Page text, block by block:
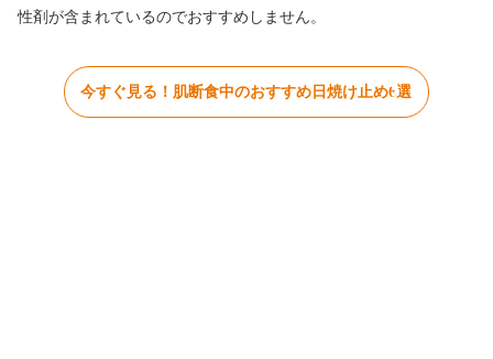
性剤が含まれているのでおすすめしません。
今すぐ見る！肌断食中のおすすめ日焼け止め6選